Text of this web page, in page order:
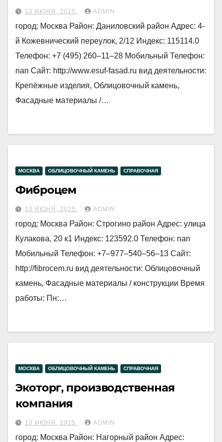
13 ИЮНЯ, 2025 ADMIN
город: Москва Район: Даниловский район Адрес: 4-
й Кожевнический переулок, 2/12 Индекс: 115114.0
Телефон: +7 (495) 260‒11‒28 Мобильный Телефон:
nan Сайт: http://www.esuf-fasad.ru вид деятельности:
Крепёжные изделия, Облицовочный камень,
Фасадные материалы /…
МОСКВА ОБЛИЦОВОЧНЫЙ КАМЕНЬ СПРАВОЧНАЯ
Фиброцем
13 ИЮНЯ, 2025 ADMIN
город: Москва Район: Строгино район Адрес: улица
Кулакова, 20 к1 Индекс: 123592.0 Телефон: nan
Мобильный Телефон: +7‒977‒540‒56‒13 Сайт:
http://fibrocem.ru вид деятельности: Облицовочный
камень, Фасадные материалы / конструкции Время
работы: Пн:…
МОСКВА ОБЛИЦОВОЧНЫЙ КАМЕНЬ СПРАВОЧНАЯ
Экоторг, производственная
компания
13 ИЮНЯ, 2025 ADMIN
город: Москва Район: Нагорный район Адрес: